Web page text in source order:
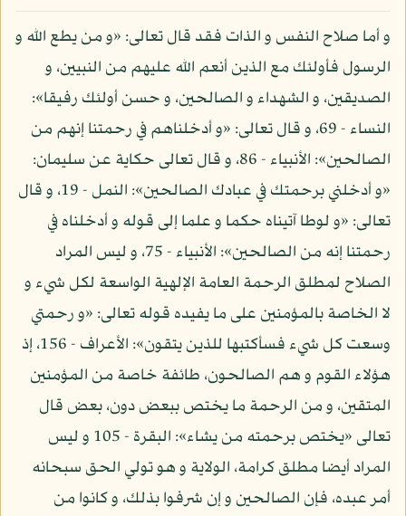
و أما صلاح النفس و الذات فقد قال تعالى: «و من يطع الله و
الرسول فأولئك مع الذين أنعم الله عليهم من النبيين، و
الصديقين، و الشهداء و الصالحين، و حسن أولئك رفيقا»:
النساء - 69، و قال تعالى: «و أدخلناهم في رحمتنا إنهم من
الصالحين»: الأنبياء - 86، و قال تعالى حكاية عن سليمان:
«و أدخلني برحمتك في عبادك الصالحين»: النمل - 19، و قال
تعالى: «و لوطا آتيناه حكما و علما إلى قوله و أدخلناه في
رحمتنا إنه من الصالحين»: الأنبياء - 75، و ليس المراد
الصلاح لمطلق الرحمة العامة الإلهية الواسعة لكل شيء و
لا الخاصة بالمؤمنين على ما يفيده قوله تعالى: «و رحمتي
وسعت كل شيء فسأكتبها للذين يتقون»: الأعراف - 156، إذ
هؤلاء القوم و هم الصالحون، طائفة خاصة من المؤمنين
المتقين، و من الرحمة ما يختص ببعض دون، بعض قال
تعالى «يختص برحمته من يشاء»: البقرة - 105 و ليس
المراد أيضا مطلق كرامة، الولاية و هو تولي الحق سبحانه
أمر عبده، فإن الصالحين و إن شرفوا بذلك، و كانوا من